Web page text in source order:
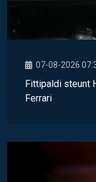
07-08-2026
Fittipaldi steunt
Ferrari